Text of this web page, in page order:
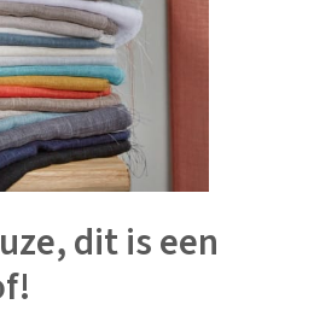
dit is een